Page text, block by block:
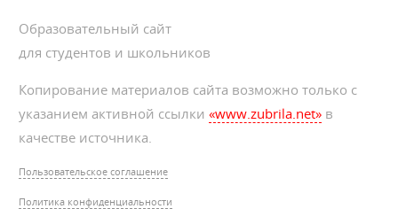
Образовательный сайт
для студентов и школьников
Копирование материалов сайта возможно только с
указанием активной ссылки«www.zubrila.net» в
качестве источника.
Пользовательское соглашение
Политика конфиденциальности